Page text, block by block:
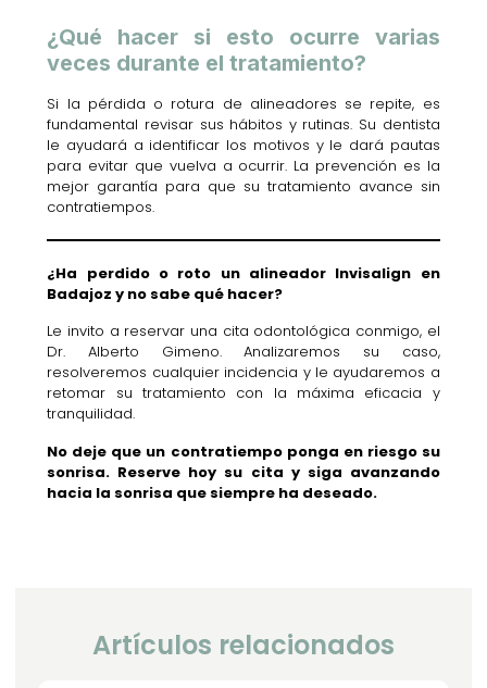
¿Qué hacer si esto ocurre varias
veces durante el tratamiento?
Si la pérdida o rotura de alineadores se repite, es
fundamental revisar sus hábitos y rutinas. Su dentista
le ayudará a identificar los motivos y le dará pautas
para evitar que vuelva a ocurrir. La prevención es la
mejor garantía para que su tratamiento avance sin
contratiempos.
¿Ha perdido o roto un alineador Invisalign en
Badajoz y no sabe qué hacer?
Le invito a reservar una cita odontológica conmigo, el
Dr. Alberto Gimeno. Analizaremos su caso,
resolveremos cualquier incidencia y le ayudaremos a
retomar su tratamiento con la máxima eficacia y
tranquilidad.
No deje que un contratiempo ponga en riesgo su
sonrisa. Reserve hoy su cita y siga avanzando
hacia la sonrisa que siempre ha deseado.
Artículos relacionados